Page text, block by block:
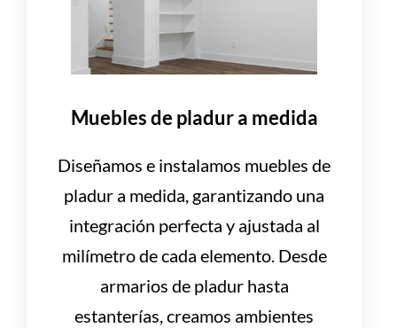
Muebles de pladur a medida
Diseñamos e instalamos muebles de
pladur a medida, garantizando una
integración perfecta y ajustada al
milímetro de cada elemento. Desde
armarios de pladur hasta
estanterías, creamos ambientes